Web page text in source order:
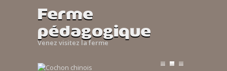
Ferme
pédagogique
Venez visitez la ferme